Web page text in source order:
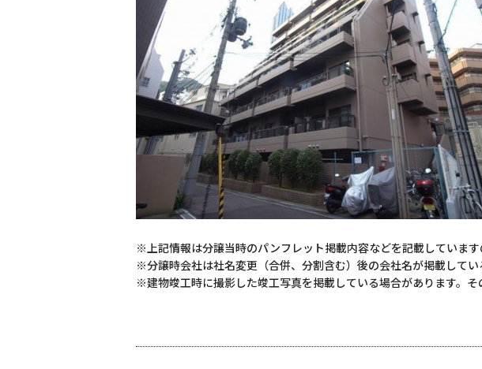
※上記情報は分譲当時のパンフレット掲載内容などを記載しています
※分譲時会社は社名変更（合併、分割含む）後の会社名が掲載してい
※建物竣工時に撮影した竣工写真を掲載している場合があります。そ